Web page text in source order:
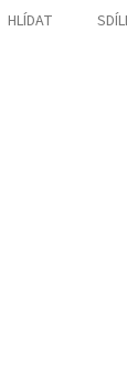
HLÍDAT